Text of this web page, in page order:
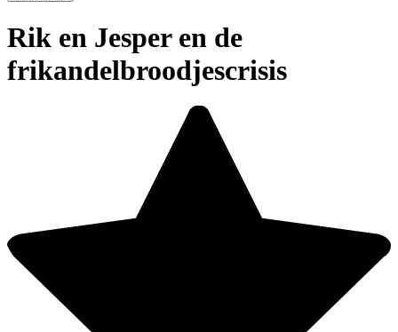
Rik en Jesper en de
frikandelbroodjescrisis